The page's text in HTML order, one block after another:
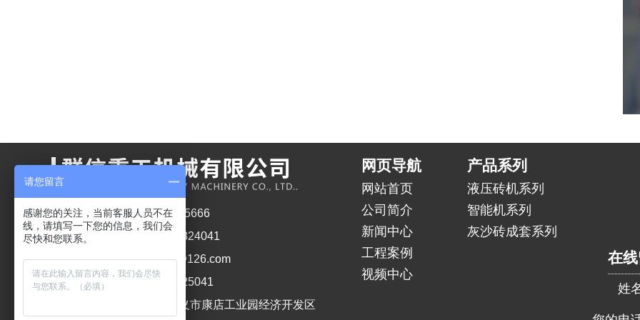
销售电话1： 13027615666
销售电话2： 0371-64324041
公司邮箱： qunxinjx@126.com
公司传真： 0371-64325041
公司地址： 河南省巩义市康店工业园经济开发区
网页导航
网站首页
公司简介
新闻中心
工程案例
视频中心
产品系列
液压砖机系列
智能机系列
灰沙砖成套系列
在
姓
请您留言
感谢您的关注，当前客服人员不在
线，请填写一下您的信息，我们会
尽快和您联系。